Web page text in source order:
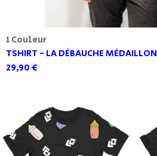
1 Couleur
TSHIRT - LA DÉBAUCHE MÉDAILLON
29,90 €